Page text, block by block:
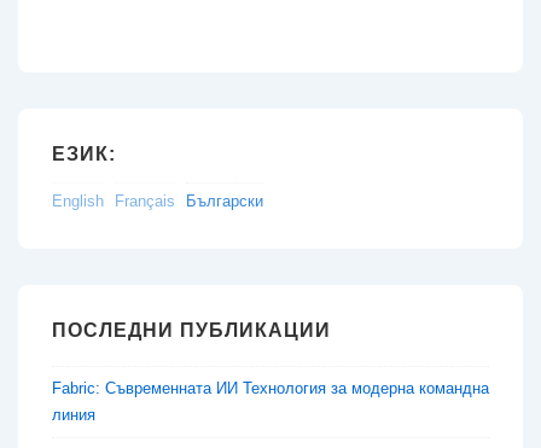
ЕЗИК:
English Français Български
ПОСЛЕДНИ ПУБЛИКАЦИИ
Fabric: Съвременната ИИ Технология за модерна командна
линия